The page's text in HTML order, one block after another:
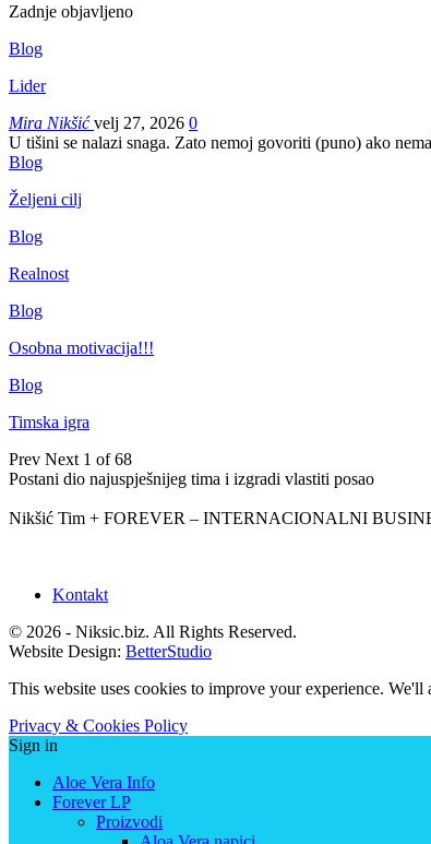
Zadnje objavljeno
Blog
Lider
Mira Nikšićvelj 27, 2026 0
U tišini se nalazi snaga. Zato nemoj govoriti (puno) ako
Blog
Željeni cilj
Blog
Realnost
Blog
Osobna motivacija!!!
Blog
Timska igra
Prev Next 1 of 68
Postani dio najuspješnijeg tima i izgradi vlastiti posao
Nikšić Tim + FOREVER – INTERNACIONALNI
Kontakt
© 2026 - Niksic.biz. All Rights Reserved.
Website Design: BetterStudio
This website uses cookies to improve your experience.
Privacy & Cookies Policy
Sign in
Aloe Vera Info
Forever LP
Proizvodi